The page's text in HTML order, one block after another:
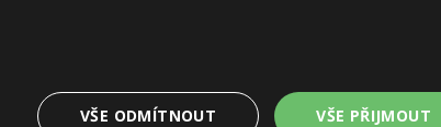
VŠE PŘIJMOUT
VŠE ODMÍTNOUT